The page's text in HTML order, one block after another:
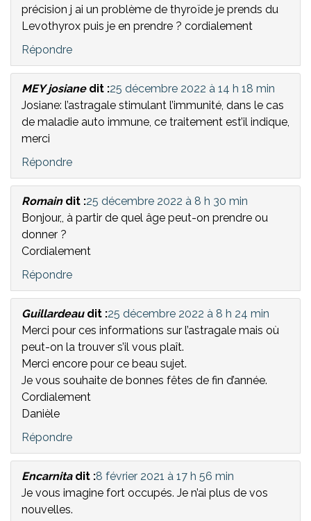
précision j ai un problème de thyroïde je prends du
Levothyrox puis je en prendre ? cordialement
Répondre
MEY josiane dit :25 décembre 2022 à 14 h 18 min
Josiane: l’astragale stimulant l’immunité, dans le cas
de maladie auto immune, ce traitement est’il indique,
merci
Répondre
Romain dit :25 décembre 2022 à 8 h 30 min
Bonjour,, à partir de quel âge peut-on prendre ou
donner ?
Cordialement
Répondre
Guillardeau dit :25 décembre 2022 à 8 h 24 min
Merci pour ces informations sur l’astragale mais où
peut-on la trouver s’il vous plaît.
Merci encore pour ce beau sujet.
Je vous souhaite de bonnes fêtes de fin d’année.
Cordialement
Danièle
Répondre
Encarnita dit :8 février 2021 à 17 h 56 min
Je vous imagine fort occupés. Je n’ai plus de vos
nouvelles.